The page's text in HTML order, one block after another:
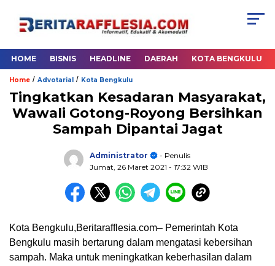
HOME BISNIS HEADLINE DAERAH KOTA BENGKULU
Home / Advotarial / Kota Bengkulu
Tingkatkan Kesadaran Masyarakat,
Wawali Gotong-Royong Bersihkan
Sampah Dipantai Jagat
Administrator
- Penulis
Jumat, 26 Maret 2021 - 17:32 WIB
Kota Bengkulu,Beritarafflesia.com– Pemerintah Kota
Bengkulu masih bertarung dalam mengatasi kebersihan
sampah. Maka untuk meningkatkan keberhasilan dalam